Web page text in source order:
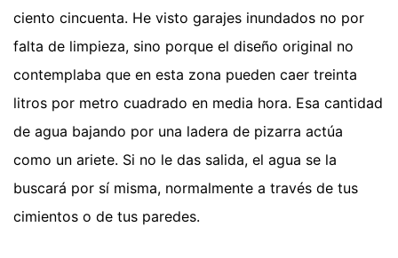
ciento cincuenta. He visto garajes inundados no por
falta de limpieza, sino porque el diseño original no
contemplaba que en esta zona pueden caer treinta
litros por metro cuadrado en media hora. Esa cantidad
de agua bajando por una ladera de pizarra actúa
como un ariete. Si no le das salida, el agua se la
buscará por sí misma, normalmente a través de tus
cimientos o de tus paredes.